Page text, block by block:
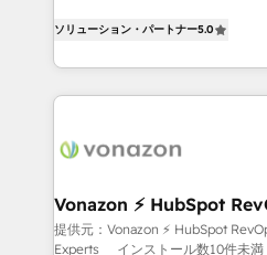
international offices and 175+
creating tailored, end-to-end
accelerate growth, improve
and ensure faster time to value
day one, our team takes the
strategies that deliver impactful
is to empower you to unlock
ソリューション・パートナー5.0
Vonazon ⚡ HubSpot
Strategy Experts
提供元：Vonazon ⚡ HubSpot
Experts
インストール数10件未満